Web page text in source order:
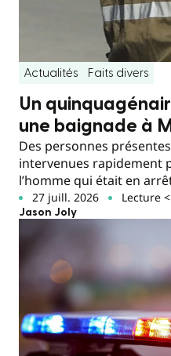
Actualités Faits divers
Un
une baignade à
Des personnes
intervenues rapidement
l’homme qui était en
27 juill. 2026 Lecture
Jason Joly